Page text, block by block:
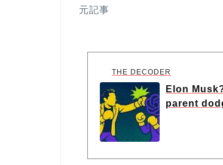
元記事
THE DECODER
Elon
parent